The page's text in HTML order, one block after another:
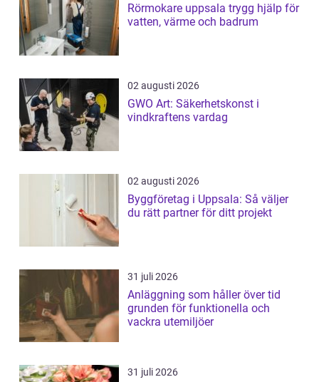
Rörmokare uppsala trygg hjälp för
vatten, värme och badrum
02 augusti 2026
GWO Art: Säkerhetskonst i
vindkraftens vardag
02 augusti 2026
Byggföretag i Uppsala: Så väljer
du rätt partner för ditt projekt
31 juli 2026
Anläggning som håller över tid
grunden för funktionella och
vackra utemiljöer
31 juli 2026